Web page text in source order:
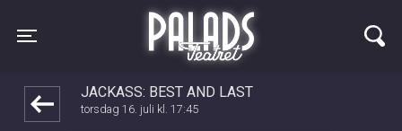
Toggle navigation
Palads Teatret
JACKASS: BEST AND LAST
torsdag 16. juli kl. 17:45
1step-front02 112714